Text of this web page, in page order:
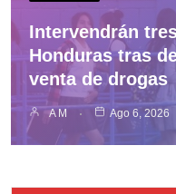
Intervendrán
Honduras tras
venta de drogas
A M Ago 6, 2026